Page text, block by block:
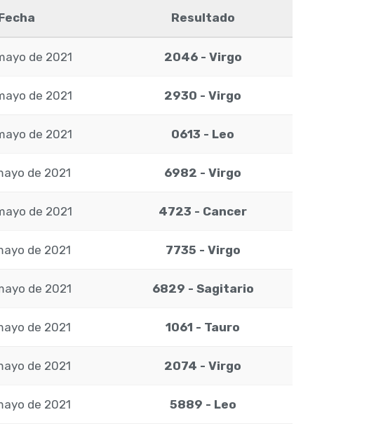
Resultado
de 2021 2046 - Virgo
de 2021 2930 - Virgo
de 2021 0613 - Leo
de 2021 6982 - Virgo
de 2021 4723 - Cancer
de 2021 7735 - Virgo
de 2021 6829 - Sagitario
de 2021 1061 - Tauro
de 2021 2074 - Virgo
de 2021 5889 - Leo